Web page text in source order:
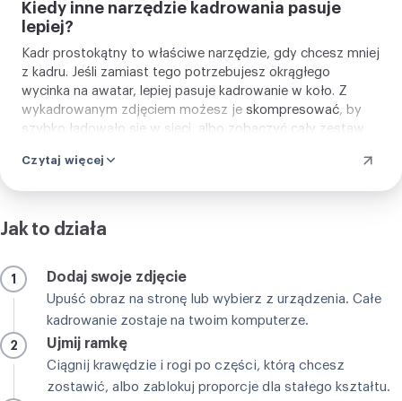
Kiedy inne narzędzie kadrowania pasuje
lepiej?
Kadr prostokątny to właściwe narzędzie, gdy chcesz mniej
z kadru. Jeśli zamiast tego potrzebujesz okrągłego
wycinka na awatar, lepiej pasuje kadrowanie w koło. Z
wykadrowanym zdjęciem możesz je skompresować, by
szybko ładowało się w sieci, albo zobaczyć cały zestaw
Czytaj więcej
Jak to działa
1 Dodaj swoje zdjęcie
Upuść obraz na stronę lub wybierz z urządzenia. Całe
kadrowanie zostaje na twoim komputerze.
2 Ujmij ramkę
Ciągnij krawędzie i rogi po części, którą chcesz
zostawić, albo zablokuj proporcje dla stałego kształtu.